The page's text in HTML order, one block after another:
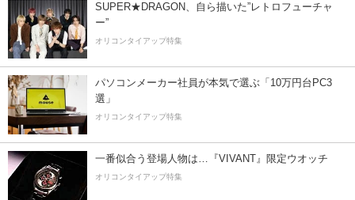
SUPER★DRAGON、自ら描いた”レトロフューチャ
ー”
オリコンタイアップ特集
パソコンメーカー社員が本気で選ぶ「10万円台PC3
選」
オリコンタイアップ特集
一番似合う登場人物は…『VIVANT』限定ウオッチ
オリコンタイアップ特集